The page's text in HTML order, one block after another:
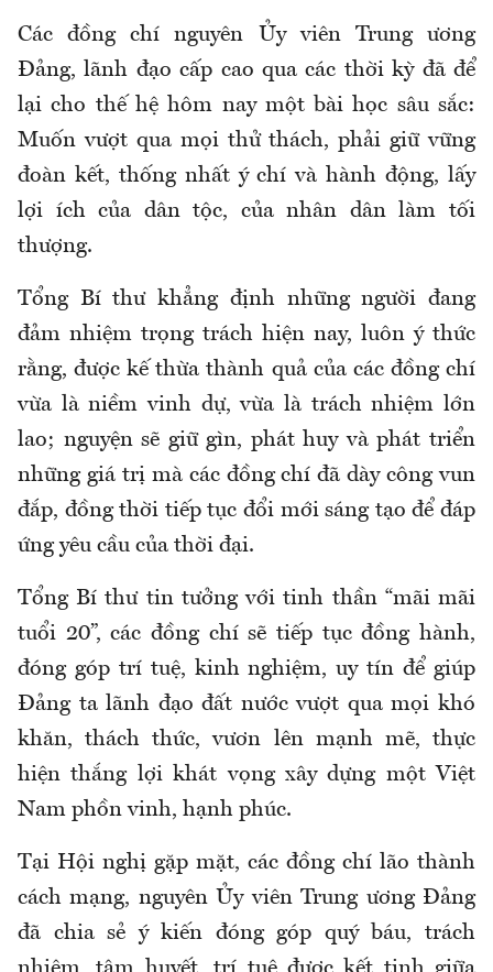
Các đồng chí nguyên Ủy viên Trung ương
Đảng, lãnh đạo cấp cao qua các thời kỳ đã để
lại cho thế hệ hôm nay một bài học sâu sắc:
Muốn vượt qua mọi thử thách, phải giữ vững
đoàn kết, thống nhất ý chí và hành động, lấy
lợi ích của dân tộc, của nhân dân làm tối
thượng.
Tổng Bí thư khẳng định những người đang
đảm nhiệm trọng trách hiện nay, luôn ý thức
rằng, được kế thừa thành quả của các đồng chí
vừa là niềm vinh dự, vừa là trách nhiệm lớn
lao; nguyện sẽ giữ gìn, phát huy và phát triển
những giá trị mà các đồng chí đã dày công vun
đắp, đồng thời tiếp tục đổi mới sáng tạo để đáp
ứng yêu cầu của thời đại.
Tổng Bí thư tin tưởng với tinh thần “mãi mãi
tuổi 20”, các đồng chí sẽ tiếp tục đồng hành,
đóng góp trí tuệ, kinh nghiệm, uy tín để giúp
Đảng ta lãnh đạo đất nước vượt qua mọi khó
khăn, thách thức, vươn lên mạnh mẽ, thực
hiện thắng lợi khát vọng xây dựng một Việt
Nam phồn vinh, hạnh phúc.
Tại Hội nghị gặp mặt, các đồng chí lão thành
cách mạng, nguyên Ủy viên Trung ương Đảng
đã chia sẻ ý kiến đóng góp quý báu, trách